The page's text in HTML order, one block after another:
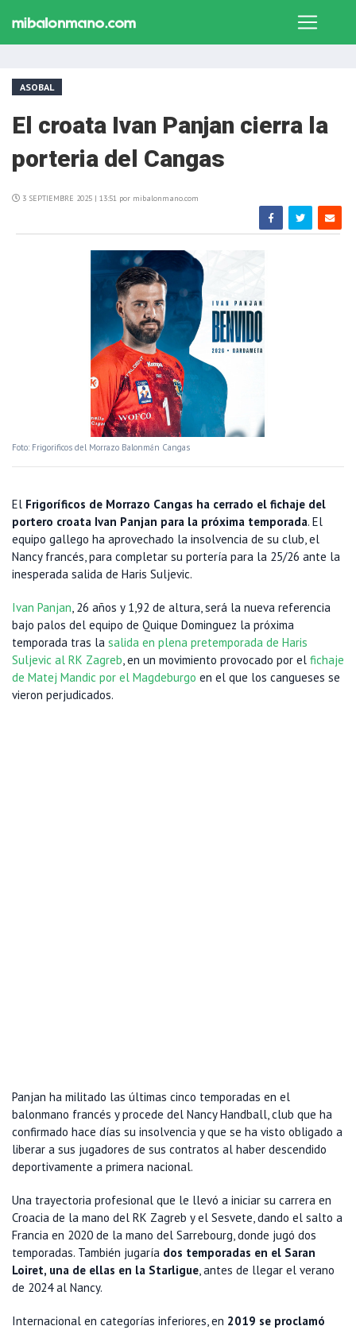
ASOBAL
El croata Ivan Panjan cierra la
porteria del Cangas
3 SEPTIEMBRE 2025 | 13:51 por mibalonmano.com
Foto: Frigorificos del Morrazo Balonmán Cangas
El Frigoríficos de Morrazo Cangas ha cerrado el fichaje del
portero croata Ivan Panjan para la próxima temporada. El
equipo gallego ha aprovechado la insolvencia de su club, el
Nancy francés, para completar su portería para la 25/26 ante la
inesperada salida de Haris Suljevic.
Ivan Panjan, 26 años y 1,92 de altura, será la nueva referencia
bajo palos del equipo de Quique Dominguez la próxima
temporada tras la salida en plena pretemporada de Haris
Suljevic al RK Zagreb, en un movimiento provocado por el fichaje
de Matej Mandic por el Magdeburgo en el que los cangueses se
vieron perjudicados.
Panjan ha militado las últimas cinco temporadas en el
balonmano francés y procede del Nancy Handball, club que ha
confirmado hace días su insolvencia y que se ha visto obligado a
liberar a sus jugadores de sus contratos al haber descendido
deportivamente a primera nacional.
Una trayectoria profesional que le llevó a iniciar su carrera en
Croacia de la mano del RK Zagreb y el Sesvete, dando el salto a
Francia en 2020 de la mano del Sarrebourg, donde jugó dos
temporadas. También jugaría dos temporadas en el Saran
Loiret, una de ellas en la Starligue, antes de llegar el verano
de 2024 al Nancy.
Internacional en categorías inferiores, en 2019 se proclamó